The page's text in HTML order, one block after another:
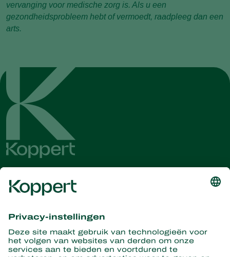
vervanging voor medische zorg is. Als u een
gezondheidsprobleem hebt of vermoedt, raadpleeg dan een
arts.
Ontvang het laatste nieuws en
informatie
Hier aanmelden